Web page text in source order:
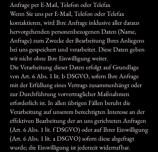
Anfrage per E-Mail, Telefon oder Telefax
Wenn Sie uns per E-Mail, Telefon oder Telefax
kontaktieren, wird Ihre Anfrage inklusive aller daraus
hervorgehenden personenbezogenen Daten (Name,
Anfrage) zum Zwecke der Bearbeitung Ihres Anliegens
bei uns gespeichert und verarbeitet. Diese Daten geben
wir nicht ohne Ihre Einwilligung weiter.
Die Verarbeitung dieser Daten erfolgt auf Grundlage
von Art. 6 Abs. 1 lit. b DSGVO, sofern Ihre Anfrage
mit der Erfüllung eines Vertrags zusammenhängt oder
zur Durchführung vorvertraglicher Maßnahmen
erforderlich ist. In allen übrigen Fällen beruht die
Verarbeitung auf unserem berechtigten Interesse an der
effektiven Bearbeitung der an uns gerichteten Anfragen
(Art. 6 Abs. 1 lit. f DSGVO) oder auf Ihrer Einwilligung
(Art. 6 Abs. 1 lit. a DSGVO) sofern diese abgefragt
wurde; die Einwilligung ist jederzeit widerrufbar.